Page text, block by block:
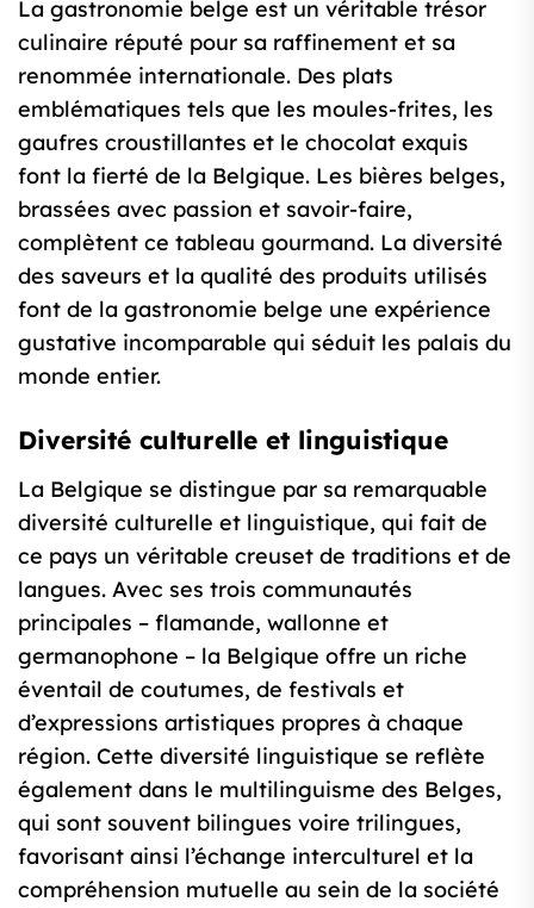
La gastronomie belge est un véritable trésor
culinaire réputé pour sa raffinement et sa
renommée internationale. Des plats
emblématiques tels que les moules-frites, les
gaufres croustillantes et le chocolat exquis
font la fierté de la Belgique. Les bières belges,
brassées avec passion et savoir-faire,
complètent ce tableau gourmand. La diversité
des saveurs et la qualité des produits utilisés
font de la gastronomie belge une expérience
gustative incomparable qui séduit les palais du
monde entier.
Diversité culturelle et linguistique
La Belgique se distingue par sa remarquable
diversité culturelle et linguistique, qui fait de
ce pays un véritable creuset de traditions et de
langues. Avec ses trois communautés
principales – flamande, wallonne et
germanophone – la Belgique offre un riche
éventail de coutumes, de festivals et
d’expressions artistiques propres à chaque
région. Cette diversité linguistique se reflète
également dans le multilinguisme des Belges,
qui sont souvent bilingues voire trilingues,
favorisant ainsi l’échange interculturel et la
compréhension mutuelle au sein de la société